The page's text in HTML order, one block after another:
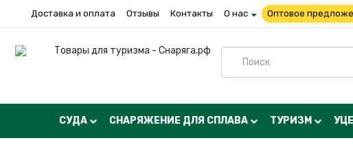
Доставка и оплата Отзывы Контакты О нас Оптовое
СУДА СНАРЯЖЕНИЕ ДЛЯ СПЛАВА ТУРИЗМ